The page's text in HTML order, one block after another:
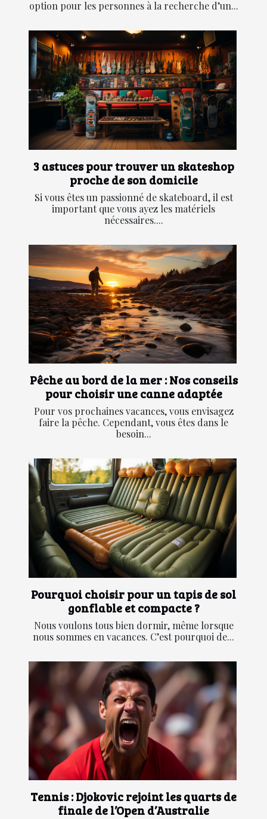
option pour les personnes à la recherche d’un...
3 astuces pour trouver un skateshop
proche de son domicile
Si vous êtes un passionné de skateboard, il est
important que vous ayez les matériels
nécessaires....
Pêche au bord de la mer : Nos conseils
pour choisir une canne adaptée
Pour vos prochaines vacances, vous envisagez
faire la pêche. Cependant, vous êtes dans le
besoin...
Pourquoi choisir pour un tapis de sol
gonflable et compacte ?
Nous voulons tous bien dormir, même lorsque
nous sommes en vacances. C’est pourquoi de...
Tennis : Djokovic rejoint les quarts de
finale de l’Open d’Australie